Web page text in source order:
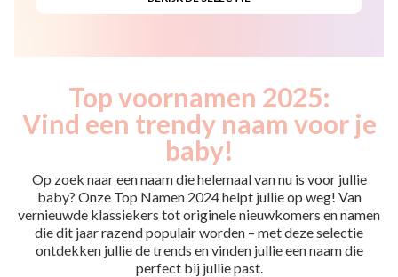
Top voornamen 2025:
Vind een trendy naam voor je
baby!
Op zoek naar een naam die helemaal van nu is voor jullie
baby? Onze Top Namen 2024 helpt jullie op weg! Van
vernieuwde klassiekers tot originele nieuwkomers en namen
die dit jaar razend populair worden – met deze selectie
ontdekken jullie de trends en vinden jullie een naam die
perfect bij jullie past.